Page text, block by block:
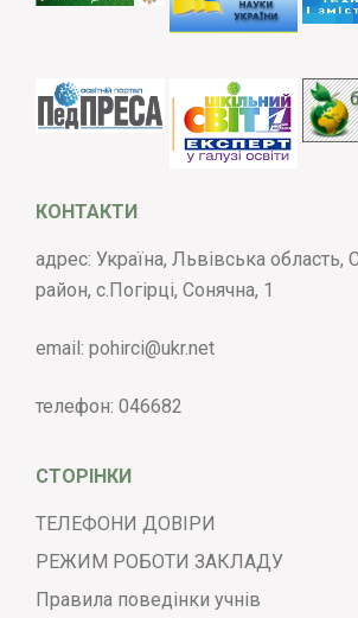
КОНТАКТИ
адрес: Україна, Львівська область,
район, с.Погірці, Сонячна, 1
email: pohirci@ukr.net
телефон: 046682
СТОРІНКИ
ТЕЛЕФОНИ ДОВІРИ
РЕЖИМ РОБОТИ ЗАКЛАДУ
Правила поведінки учнів